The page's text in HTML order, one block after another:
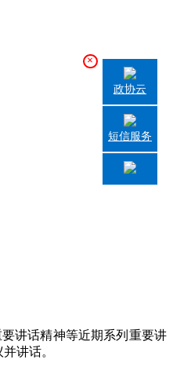
讲话精神等近期系列重要讲
讲话。
×
政协云
短信服务